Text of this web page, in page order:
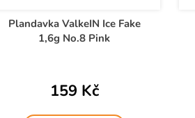
Plandavka ValkeIN Ice Fake
1,6g No.8 Pink
159 Kč